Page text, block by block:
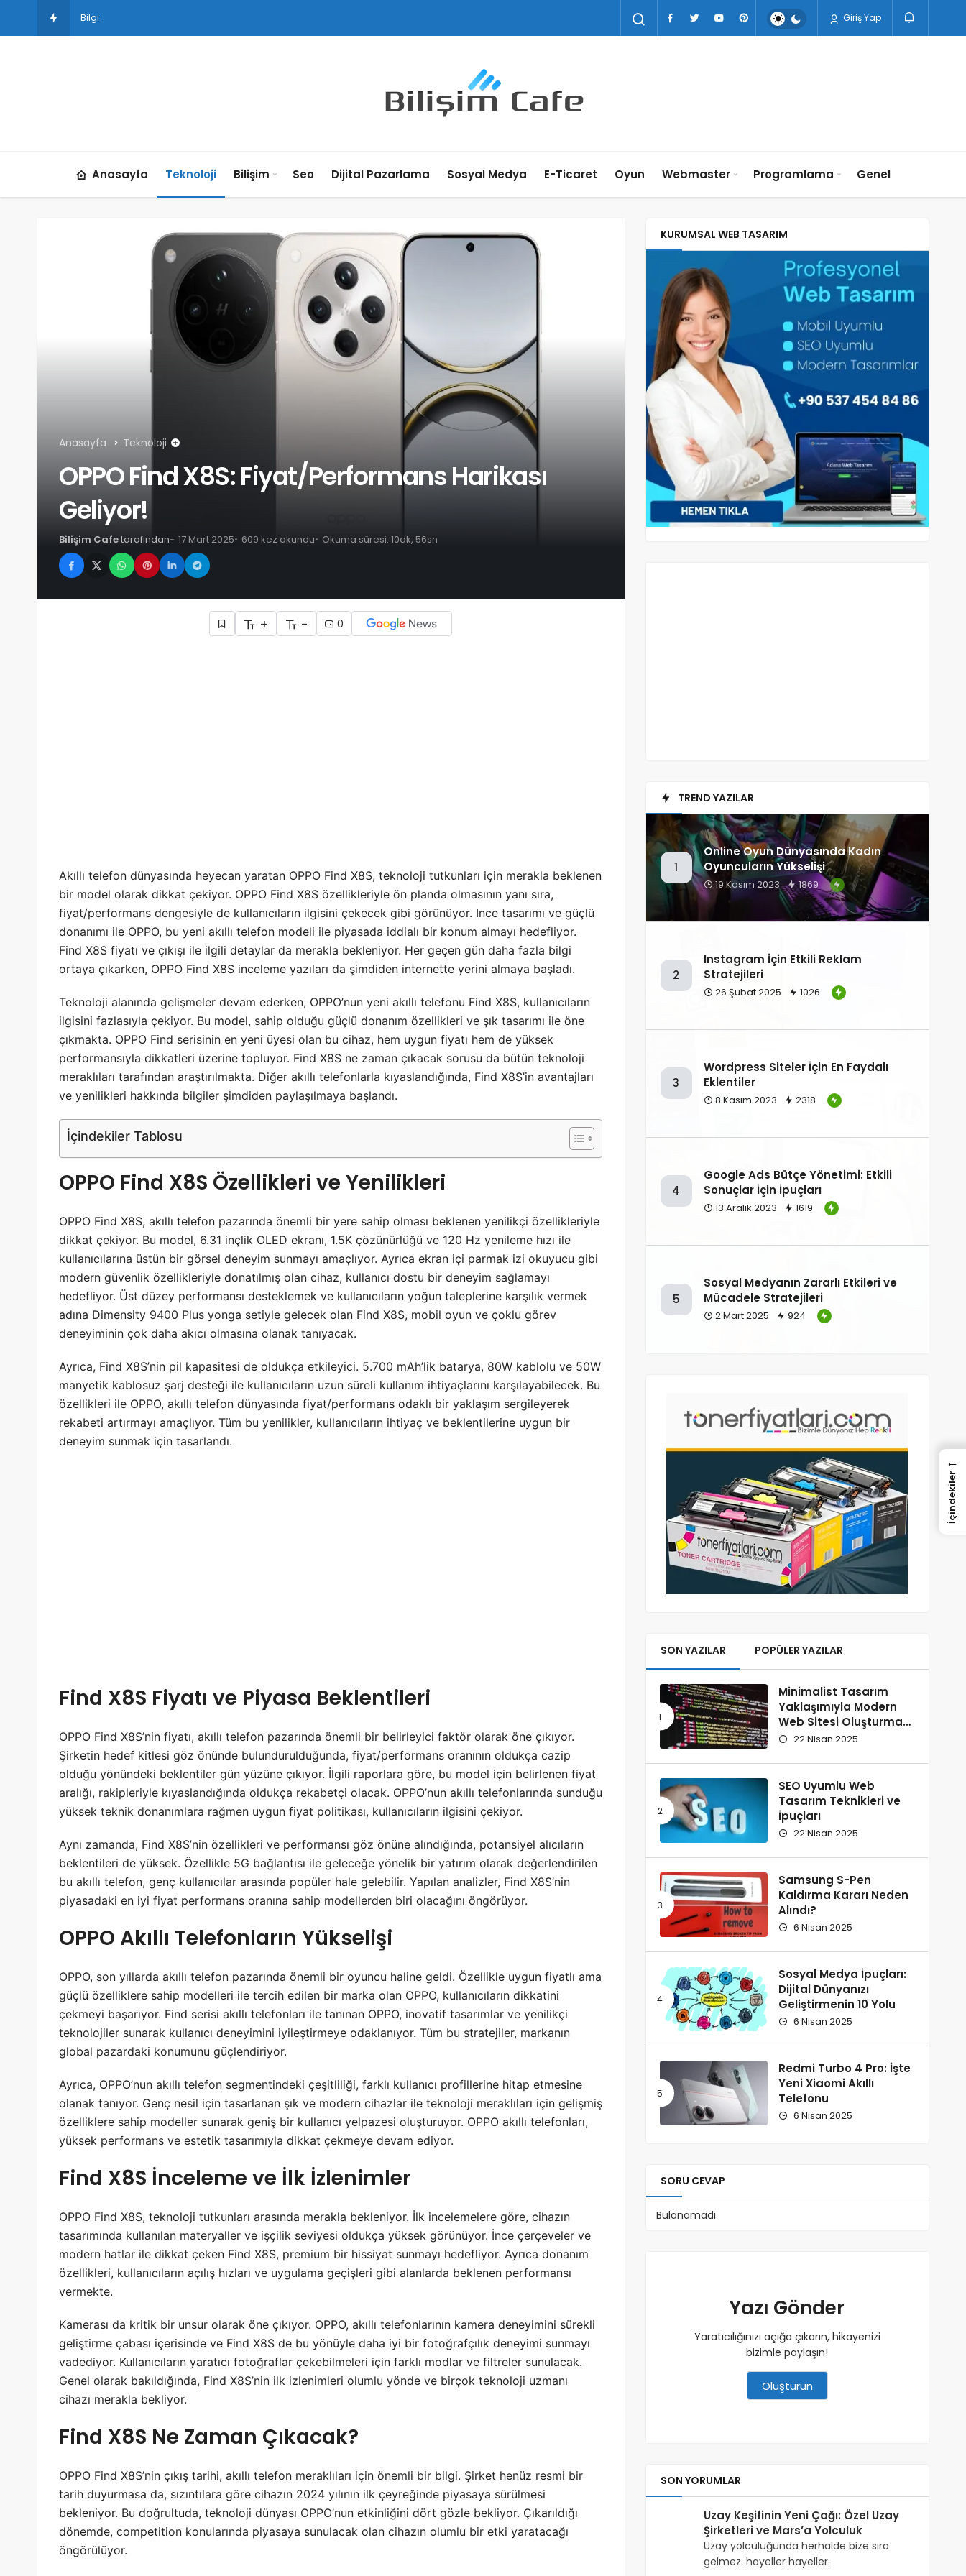
Bilgisayar Güvenliği ve Virüs Koruma: Tehl Giriş Yap
Anasayfa Teknoloji Bilişim Seo Dijital Pazarlama Sosyal Medya E-Ticaret Oyun Webmaster Programlama Genel
Anasayfa Teknoloji
OPPO Find X8S: Fiyat/Performans Harikası
Geliyor!
Bilişim Cafetarafından 17 Mart 2025 609 kez okundu Okuma süresi: 10dk, 56sn
+ - 0
Akıllı telefon dünyasında heyecan yaratan OPPO Find X8S, teknoloji tutkunları için merakla beklenen
bir model olarak dikkat çekiyor. OPPO Find X8S özellikleriyle ön planda olmasının yanı sıra,
fiyat/performans dengesiyle de kullanıcıların ilgisini çekecek gibi görünüyor. Ince tasarımı ve güçlü
donanımı ile OPPO, bu yeni akıllı telefon modeli ile piyasada iddialı bir konum almayı hedefliyor.
Find X8S fiyatı ve çıkışı ile ilgili detaylar da merakla bekleniyor. Her geçen gün daha fazla bilgi
ortaya çıkarken, OPPO Find X8S inceleme yazıları da şimdiden internette yerini almaya başladı.
Teknoloji alanında gelişmeler devam ederken, OPPO’nun yeni akıllı telefonu Find X8S, kullanıcıların
ilgisini fazlasıyla çekiyor. Bu model, sahip olduğu güçlü donanım özellikleri ve şık tasarımı ile öne
çıkmakta. OPPO Find serisinin en yeni üyesi olan bu cihaz, hem uygun fiyatı hem de yüksek
performansıyla dikkatleri üzerine topluyor. Find X8S ne zaman çıkacak sorusu da bütün teknoloji
meraklıları tarafından araştırılmakta. Diğer akıllı telefonlarla kıyaslandığında, Find X8S’in avantajları
ve yenilikleri hakkında bilgiler şimdiden paylaşılmaya başlandı.
İçindekiler Tablosu
OPPO Find X8S Özellikleri ve Yenilikleri
OPPO Find X8S, akıllı telefon pazarında önemli bir yere sahip olması beklenen yenilikçi özellikleriyle
dikkat çekiyor. Bu model, 6.31 inçlik OLED ekranı, 1.5K çözünürlüğü ve 120 Hz yenileme hızı ile
kullanıcılarına üstün bir görsel deneyim sunmayı amaçlıyor. Ayrıca ekran içi parmak izi okuyucu gibi
modern güvenlik özellikleriyle donatılmış olan cihaz, kullanıcı dostu bir deneyim sağlamayı
hedefliyor. Üst düzey performansı desteklemek ve kullanıcıların yoğun taleplerine karşılık vermek
adına Dimensity 9400 Plus yonga setiyle gelecek olan Find X8S, mobil oyun ve çoklu görev
deneyiminin çok daha akıcı olmasına olanak tanıyacak.
Ayrıca, Find X8S’nin pil kapasitesi de oldukça etkileyici. 5.700 mAh’lik batarya, 80W kablolu ve 50W
manyetik kablosuz şarj desteği ile kullanıcıların uzun süreli kullanım ihtiyaçlarını karşılayabilecek. Bu
özellikleri ile OPPO, akıllı telefon dünyasında fiyat/performans odaklı bir yaklaşım sergileyerek
rekabeti artırmayı amaçlıyor. Tüm bu yenilikler, kullanıcıların ihtiyaç ve beklentilerine uygun bir
deneyim sunmak için tasarlandı.
Find X8S Fiyatı ve Piyasa Beklentileri
OPPO Find X8S’nin fiyatı, akıllı telefon pazarında önemli bir belirleyici faktör olarak öne çıkıyor.
Şirketin hedef kitlesi göz önünde bulundurulduğunda, fiyat/performans oranının oldukça cazip
olduğu yönündeki beklentiler gün yüzüne çıkıyor. İlgili raporlara göre, bu model için belirlenen fiyat
aralığı, rakipleriyle kıyaslandığında oldukça rekabetçi olacak. OPPO’nun akıllı telefonlarında sunduğu
yüksek teknik donanımlara rağmen uygun fiyat politikası, kullanıcıların ilgisini çekiyor.
Aynı zamanda, Find X8S’nin özellikleri ve performansı göz önüne alındığında, potansiyel alıcıların
beklentileri de yüksek. Özellikle 5G bağlantısı ile geleceğe yönelik bir yatırım olarak değerlendirilen
bu akıllı telefon, genç kullanıcılar arasında popüler hale gelebilir. Yapılan analizler, Find X8S’nin
piyasadaki en iyi fiyat performans oranına sahip modellerden biri olacağını öngörüyor.
OPPO Akıllı Telefonların Yükselişi
OPPO, son yıllarda akıllı telefon pazarında önemli bir oyuncu haline geldi. Özellikle uygun fiyatlı ama
güçlü özelliklere sahip modelleri ile tercih edilen bir marka olan OPPO, kullanıcıların dikkatini
çekmeyi başarıyor. Find serisi akıllı telefonları ile tanınan OPPO, inovatif tasarımlar ve yenilikçi
teknolojiler sunarak kullanıcı deneyimini iyileştirmeye odaklanıyor. Tüm bu stratejiler, markanın
global pazardaki konumunu güçlendiriyor.
Ayrıca, OPPO’nun akıllı telefon segmentindeki çeşitliliği, farklı kullanıcı profillerine hitap etmesine
olanak tanıyor. Genç nesil için tasarlanan şık ve modern cihazlar ile teknoloji meraklıları için gelişmiş
özelliklere sahip modeller sunarak geniş bir kullanıcı yelpazesi oluşturuyor. OPPO akıllı telefonları,
yüksek performans ve estetik tasarımıyla dikkat çekmeye devam ediyor.
Find X8S İnceleme ve İlk İzlenimler
OPPO Find X8S, teknoloji tutkunları arasında merakla bekleniyor. İlk incelemelere göre, cihazın
tasarımında kullanılan materyaller ve işçilik seviyesi oldukça yüksek görünüyor. İnce çerçeveler ve
modern hatlar ile dikkat çeken Find X8S, premium bir hissiyat sunmayı hedefliyor. Ayrıca donanım
özellikleri, kullanıcıların açılış hızları ve uygulama geçişleri gibi alanlarda beklenen performansı
vermekte.
Kamerası da kritik bir unsur olarak öne çıkıyor. OPPO, akıllı telefonlarının kamera deneyimini sürekli
geliştirme çabası içerisinde ve Find X8S de bu yönüyle daha iyi bir fotoğrafçılık deneyimi sunmayı
vadediyor. Kullanıcıların yaratıcı fotoğraflar çekebilmeleri için farklı modlar ve filtreler sunulacak.
Genel olarak bakıldığında, Find X8S’nin ilk izlenimleri olumlu yönde ve birçok teknoloji uzmanı
cihazı merakla bekliyor.
Find X8S Ne Zaman Çıkacak?
OPPO Find X8S’nin çıkış tarihi, akıllı telefon meraklıları için önemli bir bilgi. Şirket henüz resmi bir
tarih duyurmasa da, sızıntılara göre cihazın 2024 yılının ilk çeyreğinde piyasaya sürülmesi
bekleniyor. Bu doğrultuda, teknoloji dünyası OPPO’nun etkinliğini dört gözle bekliyor. Çıkarıldığı
dönemde, competition konularında piyasaya sunulacak olan cihazın olumlu bir etki yaratacağı
öngörülüyor.
KURUMSAL WEB TASARIM
TREND YAZILAR
1
Online Oyun Dünyasında Kadın
Oyuncuların Yükselişi
19 Kasım 2023 1869
2
Instagram İçin Etkili Reklam
Stratejileri
26 Şubat 2025 1026
3
Wordpress Siteler İçin En Faydalı
Eklentiler
8 Kasım 2023 2318
4
Google Ads Bütçe Yönetimi: Etkili
Sonuçlar İçin İpuçları
13 Aralık 2023 1619
5
Sosyal Medyanın Zararlı Etkileri ve
Mücadele Stratejileri
2 Mart 2025 924
SON YAZILAR POPÜLER YAZILAR
Minimalist Tasarım
Yaklaşımıyla Modern
Web Sitesi Oluşturma
Rehberi
22 Nisan 2025
SEO Uyumlu Web
Tasarım Teknikleri ve
İpuçları
22 Nisan 2025
Samsung S-Pen
Kaldırma Kararı Neden
Alındı?
6 Nisan 2025
Sosyal Medya İpuçları:
Dijital Dünyanızı
Geliştirmenin 10 Yolu
6 Nisan 2025
Redmi Turbo 4 Pro: İşte
Yeni Xiaomi Akıllı
Telefonu
6 Nisan 2025
SORU CEVAP
Bulanamadı.
Yazı Gönder
Yaratıcılığınızı açığa çıkarın, hikayenizi
bizimle paylaşın!
Oluşturun
SON YORUMLAR
Uzay Keşifinin Yeni Çağı: Özel Uzay
Şirketleri ve Mars’a Yolculuk
Uzay yolculuğunda herhalde bize sıra
gelmez. hayeller hayeller.
←
İçindekiler